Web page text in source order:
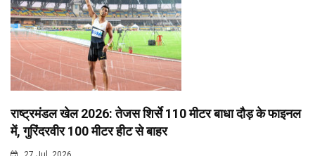
राष्ट्रमंडल खेल 2026: तेजस शिर्से 110 मीटर बाधा दौड़ के फाइनल
में, गुरिंदरवीर 100 मीटर हीट से बाहर